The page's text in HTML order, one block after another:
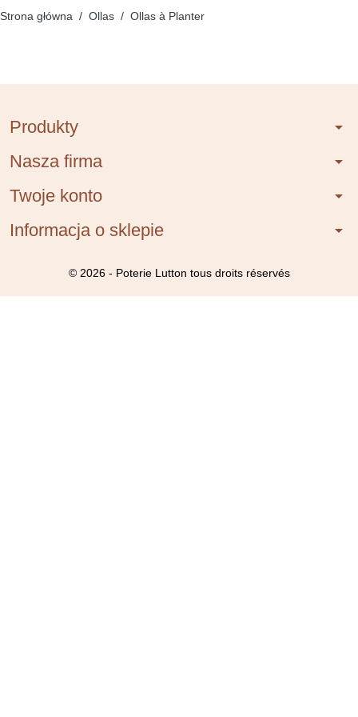
Strona główna Ollas Ollas à Planter
Produkty arrow_drop_down
Nasza firma arrow_drop_down
Twoje konto arrow_drop_down
Informacja o sklepie arrow_drop_down
© 2026 - Poterie Lutton tous droits réservés